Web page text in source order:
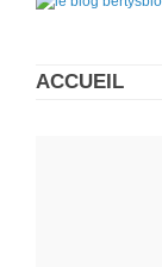
ACCUEIL